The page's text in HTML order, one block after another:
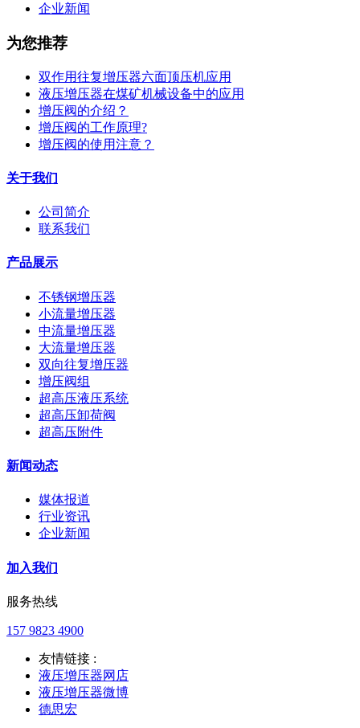
企业新闻
为您推荐
双作用往复增压器六面顶压机应用
液压增压器在煤矿机械设备中的应用
增压阀的介绍？
增压阀的工作原理?
增压阀的使用注意？
关于我们
公司简介
联系我们
产品展示
不锈钢增压器
小流量增压器
中流量增压器
大流量增压器
双向往复增压器
增压阀组
超高压液压系统
超高压卸荷阀
超高压附件
新闻动态
媒体报道
行业资讯
企业新闻
加入我们
服务热线
157 9823 4900
友情链接 :
液压增压器网店
液压增压器微博
德思宏